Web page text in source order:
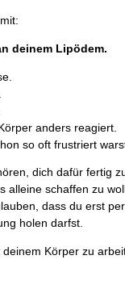
deinem Lipödem.
anders reagiert.
so oft frustriert
dich dafür fertig
alleine schaffen zu
dass du erst
holen darfst.
Körper zu